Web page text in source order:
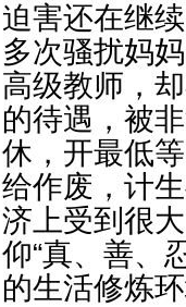
迫害还在继
多次骚扰妈
高级教师，
的待遇，被
休，开最低
给作废，计
济上受到很
仰“真、善、
的生活修炼